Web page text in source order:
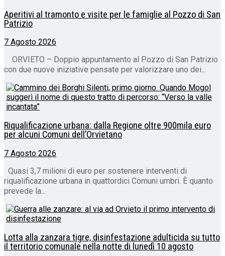
Aperitivi al tramonto e visite per le famiglie al Pozzo di San
Patrizio
7 Agosto 2026
ORVIETO – Doppio appuntamento al Pozzo di San Patrizio
con due nuove iniziative pensate per valorizzare uno dei...
Riqualificazione urbana: dalla Regione oltre 900mila euro
per alcuni Comuni dell’Orvietano
7 Agosto 2026
Quasi 3,7 milioni di euro per sostenere interventi di
riqualificazione urbana in quattordici Comuni umbri. È quanto
prevede la...
Lotta alla zanzara tigre, disinfestazione adulticida su tutto
il territorio comunale nella notte di lunedì 10 agosto